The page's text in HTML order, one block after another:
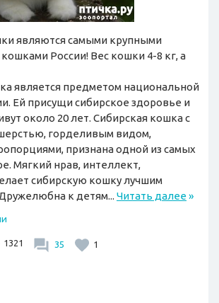
являются самыми крупными
России! Вес кошки 4-8 кг, а
является предметом национальной
Ей присущи сибирское здоровье и
около 20 лет. Сибирская кошка с
горделивым видом,
признана одной из самых
Мягкий нрав, интеллект,
сибирскую кошку лучшим
к детям... Читать далее»
1321 35 1